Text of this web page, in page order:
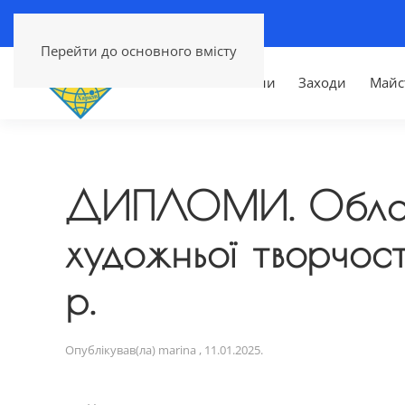
Перейти до основного вмісту
Новини Заходи
ДИПЛОМИ.
художньої
р.
Опублікував(ла) marina , 11.01.2025.